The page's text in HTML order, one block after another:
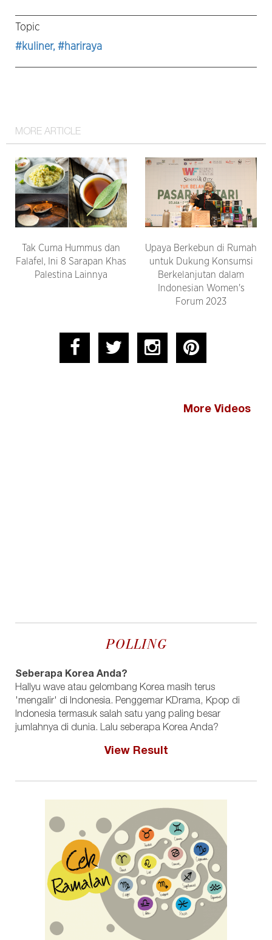
Topic
#kuliner, #hariraya
MORE ARTICLE
Tak Cuma Hummus dan
Falafel, Ini 8 Sarapan Khas
Palestina Lainnya
Upaya Berkebun di Rumah
untuk Dukung Konsumsi
Berkelanjutan dalam
Indonesian Women's
Forum 2023
More Videos
POLLING
Seberapa Korea Anda?
Hallyu wave atau gelombang Korea masih terus
'mengalir' di Indonesia. Penggemar KDrama, Kpop di
Indonesia termasuk salah satu yang paling besar
jumlahnya di dunia. Lalu seberapa Korea Anda?
View Result